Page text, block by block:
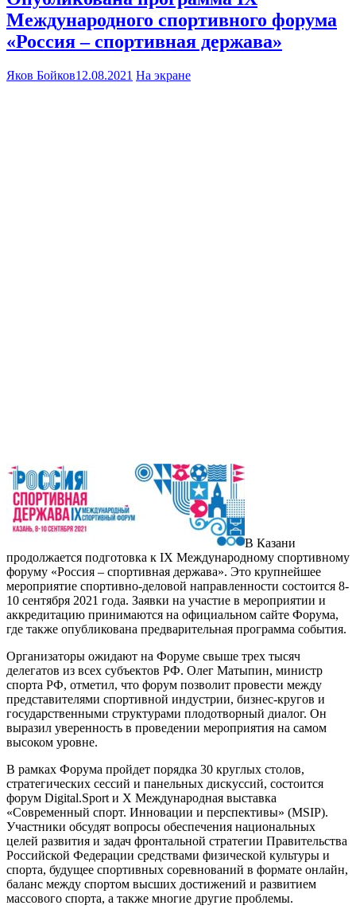
Международного спортивного форума
«Россия – спортивная держава»
Яков Бойков12.08.2021 На экране
В Казани
продолжается подготовка к IX Международному спортивному
форуму «Россия – спортивная держава». Это крупнейшее
мероприятие спортивно-деловой направленности состоится 8-
10 сентября 2021 года. Заявки на участие в мероприятии и
аккредитацию принимаются на официальном сайте Форума,
где также опубликована предварительная программа события.
Организаторы ожидают на Форуме свыше трех тысяч
делегатов из всех субъектов РФ. Олег Матыпин, министр
спорта РФ, отметил, что форум позволит провести между
представителями спортивной индустрии, бизнес-кругов и
государственными структурами плодотворный диалог. Он
выразил уверенность в проведении мероприятия на самом
высоком уровне.
В рамках Форума пройдет порядка 30 круглых столов,
стратегических сессий и панельных дискуссий, состоится
форум Digital.Sport и X Международная выставка
«Современный спорт. Инновации и перспективы» (MSIP).
Участники обсудят вопросы обеспечения национальных
целей развития и задач фронтальной стратегии Правительства
Российской Федерации средствами физической культуры и
спорта, будущее спортивных соревнований в формате онлайн,
баланс между спортом высших достижений и развитием
массового спорта, а также многие другие проблемы.